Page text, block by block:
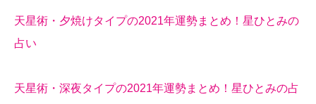
天星術・夕焼けタイプの2021年運勢まとめ！星ひとみの
占い
天星術・深夜タイプの2021年運勢まとめ！星ひとみの占